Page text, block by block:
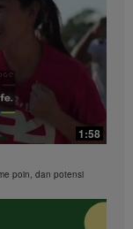
1:58
poin, dan potensi